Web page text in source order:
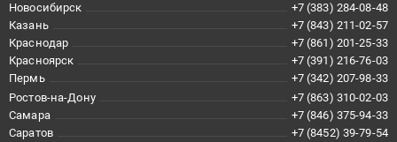
Новосибирск
+7 (383) 284-08-48
Казань
+7 (843) 211-02-57
Краснодар
+7 (861) 201-25-33
Красноярск
+7 (391) 216-76-03
Пермь
+7 (342) 207-98-33
Ростов-на-Дону
+7 (863) 310-02-03
Самара
+7 (846) 375-94-33
Саратов
+7 (8452) 39-79-54